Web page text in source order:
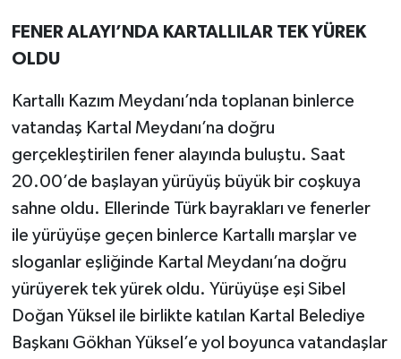
FENER ALAYI’NDA KARTALLILAR TEK YÜREK
OLDU
Kartallı Kazım Meydanı’nda toplanan binlerce
vatandaş Kartal Meydanı’na doğru
gerçekleştirilen fener alayında buluştu. Saat
20.00’de başlayan yürüyüş büyük bir coşkuya
sahne oldu. Ellerinde Türk bayrakları ve fenerler
ile yürüyüşe geçen binlerce Kartallı marşlar ve
sloganlar eşliğinde Kartal Meydanı’na doğru
yürüyerek tek yürek oldu. Yürüyüşe eşi Sibel
Doğan Yüksel ile birlikte katılan Kartal Belediye
Başkanı Gökhan Yüksel’e yol boyunca vatandaşlar